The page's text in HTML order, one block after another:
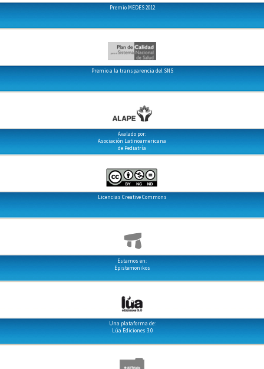
Premio MEDES 2012
Premio a la transparencia del SNS
Avalado por:
Asociación Latinoamericana
de Pediatría
Licencias Creative Commons
Estamos en:
Epistemonikos
Una plataforma de:
Lúa Ediciones 3.0